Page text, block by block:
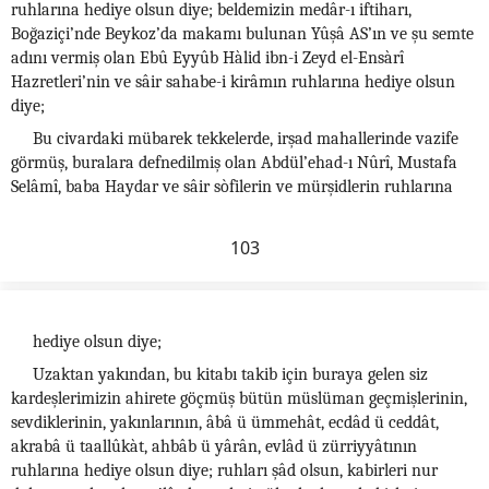
ruhlarına hediye olsun diye; beldemizin medâr-ı iftiharı,
Boğaziçi’nde Beykoz’da makamı bulunan Yûşâ AS’ın ve şu semte
adını vermiş olan Ebû Eyyûb Hàlid ibn-i Zeyd el-Ensàrî
Hazretleri’nin ve sâir sahabe-i kirâmın ruhlarına hediye olsun
diye;
Bu civardaki mübarek tekkelerde, irşad mahallerinde vazife
görmüş, buralara defnedilmiş olan Abdül’ehad-ı Nûrî, Mustafa
Selâmî, baba Haydar ve sâir sòfilerin ve mürşidlerin ruhlarına
103
hediye olsun diye;
Uzaktan yakından, bu kitabı takib için buraya gelen siz
kardeşlerimizin ahirete göçmüş bütün müslüman geçmişlerinin,
sevdiklerinin, yakınlarının, âbâ ü ümmehât, ecdâd ü ceddât,
akrabâ ü taallûkàt, ahbâb ü yârân, evlâd ü zürriyyâtının
ruhlarına hediye olsun diye; ruhları şâd olsun, kabirleri nur